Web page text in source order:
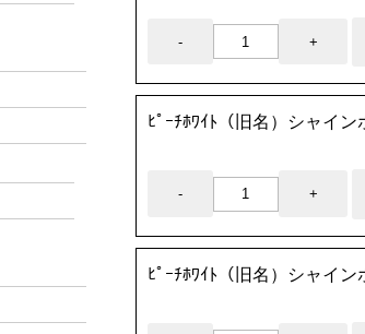
ﾋﾟｰﾁﾎﾜｲﾄ（旧名）シャイ
ﾋﾟｰﾁﾎﾜｲﾄ（旧名）シャイ